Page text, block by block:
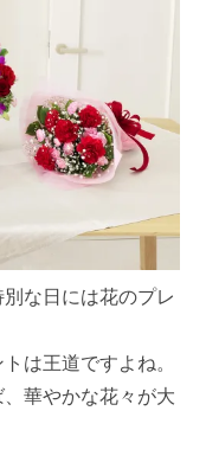
別な日には花のプレ
は王道ですよね。
華やかな花々が大